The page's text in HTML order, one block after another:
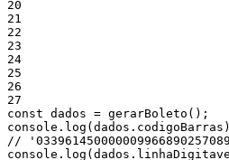
20
21
22
23
24
25
26
27
const dados = gerarBoleto ( ) ;
console . log ( dados . codigoBarras )
//
console . log ( dados .